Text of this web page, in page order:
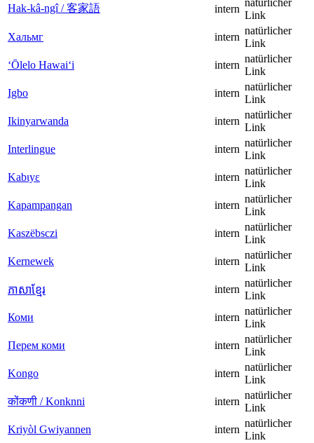
Hak-kâ-ngî / 客家語
intern
natürlicher
Link
Хальмг
intern
natürlicher
Link
ʻŌlelo Hawaiʻi
intern
natürlicher
Link
Igbo
intern
natürlicher
Link
Ikinyarwanda
intern
natürlicher
Link
Interlingue
intern
natürlicher
Link
Kabɩyɛ
intern
natürlicher
Link
Kapampangan
intern
natürlicher
Link
Kaszëbsczi
intern
natürlicher
Link
Kernewek
intern
natürlicher
Link
ភាសាខ្មែរ
intern
natürlicher
Link
Коми
intern
natürlicher
Link
Перем коми
intern
natürlicher
Link
Kongo
intern
natürlicher
Link
कोंकणी / Konknni
intern
natürlicher
Link
Kriyòl Gwiyannen
intern
natürlicher
Link